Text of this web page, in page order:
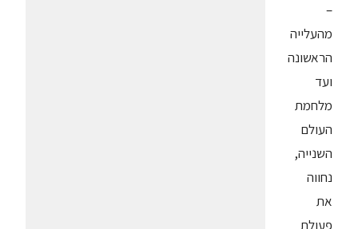
–
מהעלייה
הראשונה
ועד
מלחמת
העולם
השנייה,
נחווה
את
פעולת